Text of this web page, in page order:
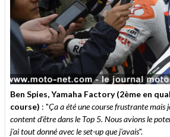
Ben Spies, Yamaha Factory (2ème en
course) : "Ça a été une course frustrante mais
content d'être dans le Top 5. Nous avions le
j'ai tout donné avec le set-up que j'avais".